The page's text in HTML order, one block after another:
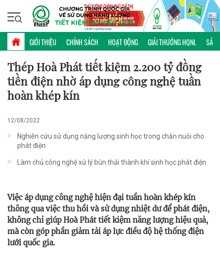
GIỚI THIỆU CHÍNH SÁCH HOẠT ĐỘNG GIẢI THƯỞNG HQNL SẢN
Thứ ba, 11/08/2026 | 02:25 GMT+7
ĐIỂN HÌNH
Thép Hoà Phát tiết kiệm 2.200 tỷ đồng
tiền điện nhờ áp dụng công nghệ tuần
hoàn khép kín
12/08/2022
Nghiên cứu sử dụng năng lượng sinh học trong chăn nuôi cho
phát điện
Làm chủ công nghệ xử lý bùn thải thành khí sinh học phát điện
Việc áp dụng công nghệ hiện đại tuần hoàn khép kín
thông qua việc thu hồi và sử dụng nhiệt dư để phát điện,
không chỉ giúp Hoà Phát tiết kiệm năng lượng hiệu quả,
mà còn góp phần giảm tải áp lực điều độ hệ thống điện
lưới quốc gia.